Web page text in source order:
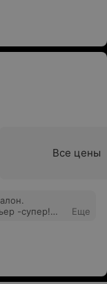
Все цены
-супер!
при
Еще